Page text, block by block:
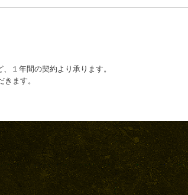
１年間の契約より承ります。
きます。